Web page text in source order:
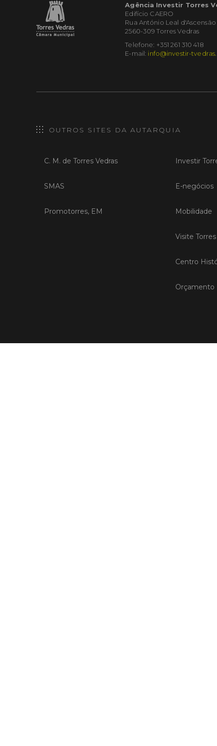
Agência Investir Torres
Edifício CAERO
Rua António Leal d'Ascensão
2560-309 Torres Vedras
Telefone: +351 261 310 418
E-mail: info@investir-
OUTROS SITES DA AUTARQUIA
C. M. de Torres Vedras
SMAS
Promotorres, EM
Investir
E-negócios
Mobilidade
Visite
Centro
Orçamento